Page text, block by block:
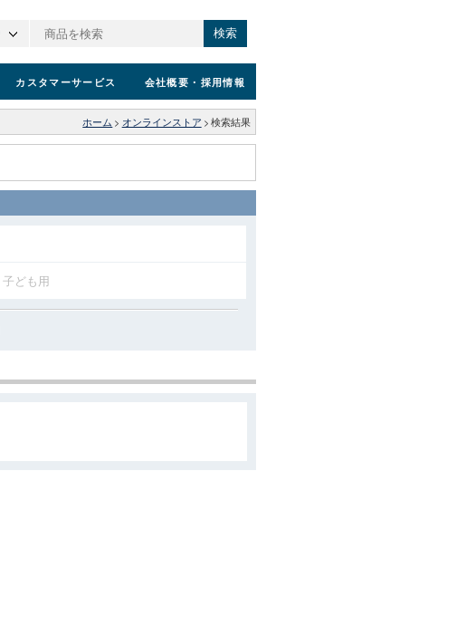
検索
カスタマーサービス 会社概要 ・採用情報
ホーム > オンラインストア > 検索結果
子ども用